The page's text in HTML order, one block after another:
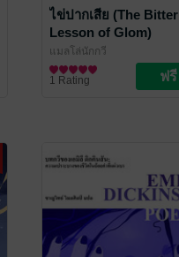
ไข่ปากเสีย (The Bitter
Lesson of Glom)
แมลโล่นักกวี
วรรณกรรมเยาวชน
1 Rating